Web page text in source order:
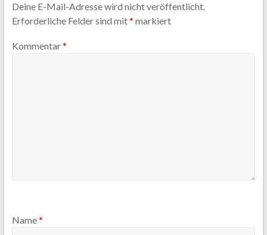
Deine E-Mail-Adresse wird nicht veröffentlicht.
Erforderliche Felder sind mit* markiert
Kommentar*
Name*